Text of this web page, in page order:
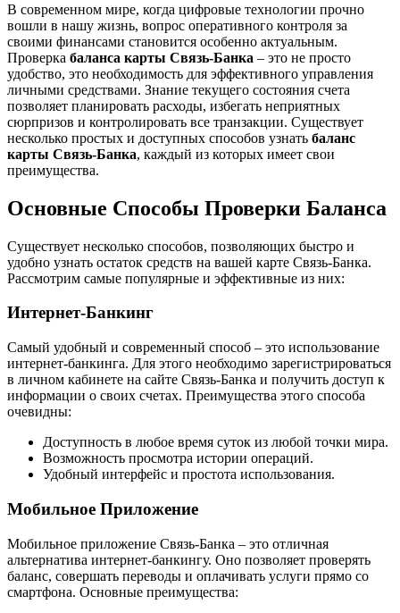
В современном мире, когда цифровые технологии прочно
вошли в нашу жизнь, вопрос оперативного контроля за
своими финансами становится особенно актуальным.
Проверка баланса карты Связь-Банка – это не просто
удобство, это необходимость для эффективного управления
личными средствами. Знание текущего состояния счета
позволяет планировать расходы, избегать неприятных
сюрпризов и контролировать все транзакции. Существует
несколько простых и доступных способов узнать баланс
карты Связь-Банка, каждый из которых имеет свои
преимущества.
Основные Способы Проверки Баланса
Существует несколько способов, позволяющих быстро и
удобно узнать остаток средств на вашей карте Связь-Банка.
Рассмотрим самые популярные и эффективные из них:
Интернет-Банкинг
Самый удобный и современный способ – это использование
интернет-банкинга. Для этого необходимо зарегистрироваться
в личном кабинете на сайте Связь-Банка и получить доступ к
информации о своих счетах. Преимущества этого способа
очевидны:
Доступность в любое время суток из любой точки мира.
Возможность просмотра истории операций.
Удобный интерфейс и простота использования.
Мобильное Приложение
Мобильное приложение Связь-Банка – это отличная
альтернатива интернет-банкингу. Оно позволяет проверять
баланс, совершать переводы и оплачивать услуги прямо со
смартфона. Основные преимущества: